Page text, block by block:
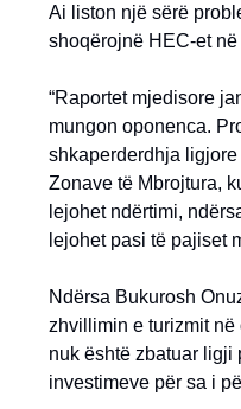
Ai liston një sërë
shoqërojnë HEC-et
“Raportet mjedisore
mungon oponenca.
shkaperderdhja
Zonave të Mbrojtura,
lejohet ndërtimi,
lejohet pasi të pajiset
Ndërsa Bukurosh
zhvillimin e turizmit
nuk është zbatuar ligji
investimeve për sa i